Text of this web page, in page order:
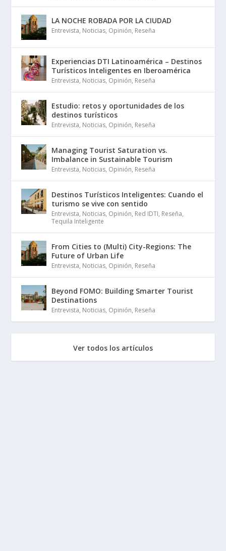
LA NOCHE ROBADA POR LA CIUDAD
Entrevista, Noticias, Opinión, Reseña
Experiencias DTI Latinoamérica – Destinos
Turísticos Inteligentes en Iberoamérica
Entrevista, Noticias, Opinión, Reseña
Estudio: retos y oportunidades de los
destinos turísticos
Entrevista, Noticias, Opinión, Reseña
Managing Tourist Saturation vs.
Imbalance in Sustainable Tourism
Entrevista, Noticias, Opinión, Reseña
Destinos Turísticos Inteligentes: Cuando el
turismo se vive con sentido
Entrevista, Noticias, Opinión, Red IDTI, Reseña,
Tequila Inteligente
From Cities to (Multi) City-Regions: The
Future of Urban Life
Entrevista, Noticias, Opinión, Reseña
Beyond FOMO: Building Smarter Tourist
Destinations
Entrevista, Noticias, Opinión, Reseña
Ver todos los artículos